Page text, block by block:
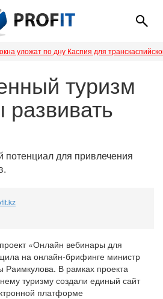
уложат по дну Каспия для
туризм
потенциал для привлечения
«Онлайн вебинары для
на онлайн-брифинге министр
Раимкулова. В рамках проекта
туризму создали единый сайт
платформе